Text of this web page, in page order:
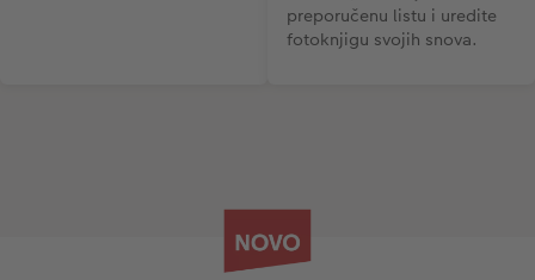
preporučenu listu i uredite
fotoknjigu svojih snova.